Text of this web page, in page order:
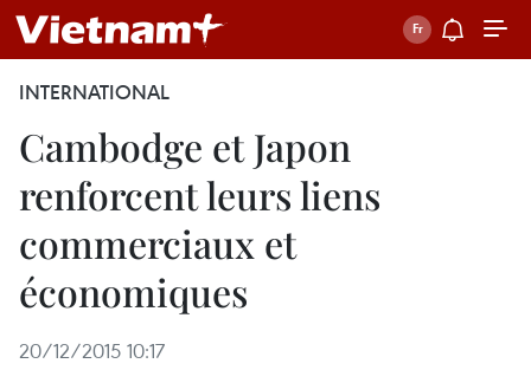
INTERNATIONAL
Cambodge et Japon
renforcent leurs liens
commerciaux et
économiques
20/12/2015 10:17